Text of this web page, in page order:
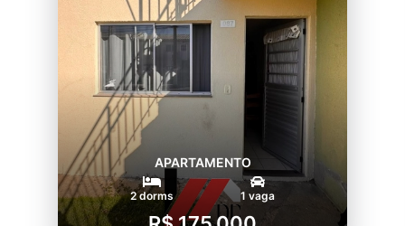
APARTAMENTO
2 dorms 1 vaga